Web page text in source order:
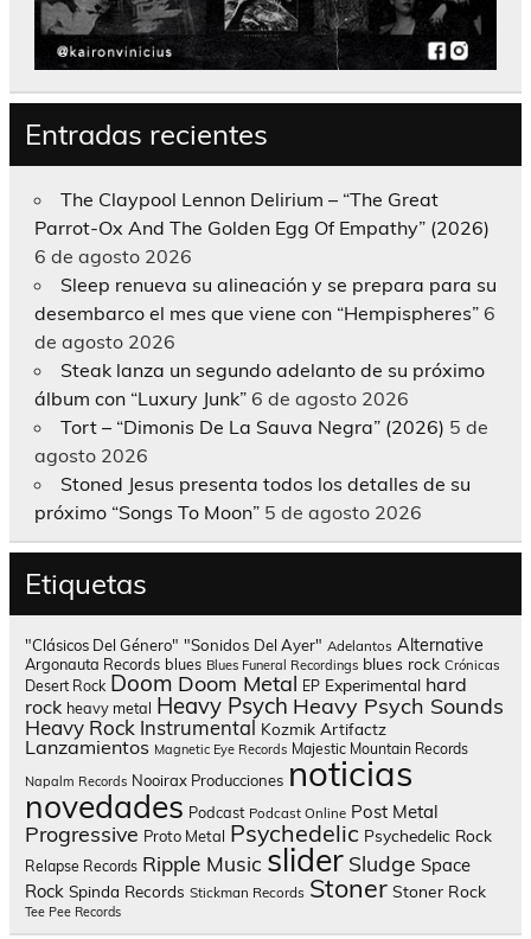
Entradas recientes
The Claypool Lennon Delirium – “The Great
Parrot-Ox And The Golden Egg Of Empathy” (2026)
6 de agosto 2026
Sleep renueva su alineación y se prepara para su
desembarco el mes que viene con “Hempispheres” 6
de agosto 2026
Steak lanza un segundo adelanto de su próximo
álbum con “Luxury Junk” 6 de agosto 2026
Tort – “Dimonis De La Sauva Negra” (2026) 5 de
agosto 2026
Stoned Jesus presenta todos los detalles de su
próximo “Songs To Moon” 5 de agosto 2026
Etiquetas
"Clásicos Del Género" "Sonidos Del Ayer" Adelantos Alternative
Argonauta Records blues Blues Funeral Recordings blues rock Crónicas
Desert Rock Doom Doom Metal EP Experimental hard
rock heavy metal Heavy Psych Heavy Psych Sounds
Heavy Rock Instrumental Kozmik Artifactz
Lanzamientos Magnetic Eye Records Majestic Mountain Records
Napalm Records Nooirax Producciones noticias
novedades Podcast Podcast Online Post Metal
Progressive Proto Metal Psychedelic Psychedelic Rock
Relapse Records Ripple Music slider Sludge Space
Rock Spinda Records Stickman Records Stoner Stoner Rock
Tee Pee Records